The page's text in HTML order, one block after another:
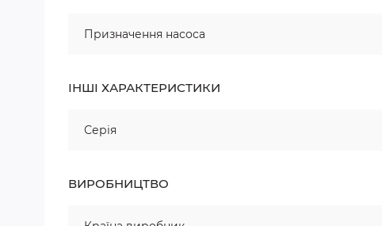
Призначення насоса
ІНШІ ХАРАКТЕРИСТИКИ
Серія
ВИРОБНИЦТВО